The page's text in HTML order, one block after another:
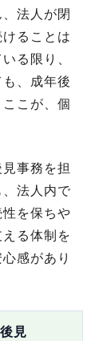
法人が閉
ることは
る限り、
、成年後
こが、個
事務を担
法人内で
を保ちや
る体制を
感があり
見